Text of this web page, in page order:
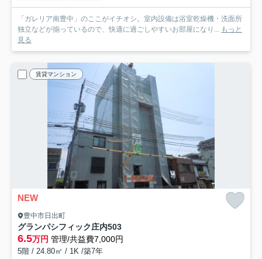
「ガレリア南豊中」のここがイチオシ。室内設備は浴室乾燥機・洗面所
独立などが揃っているので、快適に過ごしやすいお部屋になり... もっと
見る
賃貸マンション
NEW
豊中市日出町
グランパシフィック庄内503
6.5万円 管理/共益費7,000円
5階 / 24.80㎡ / 1K /築7年